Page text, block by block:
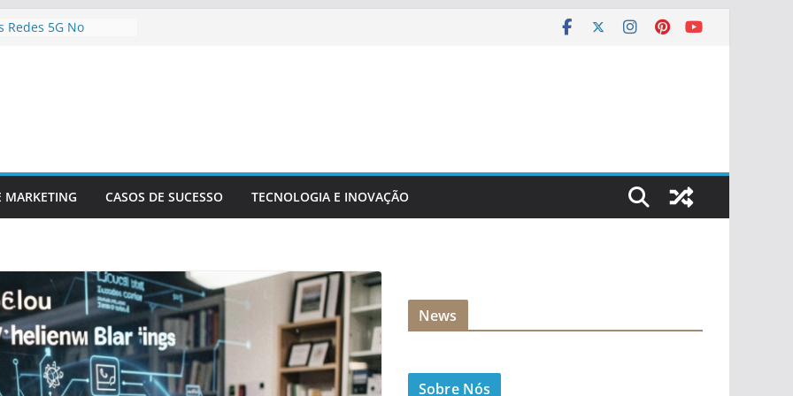
Redes 5G No
Futuras
Inteligência
De Dados
Inovação
MARKETING CASOS DE SUCESSO TECNOLOGIA E INOVAÇÃO
News
Sobre Nós